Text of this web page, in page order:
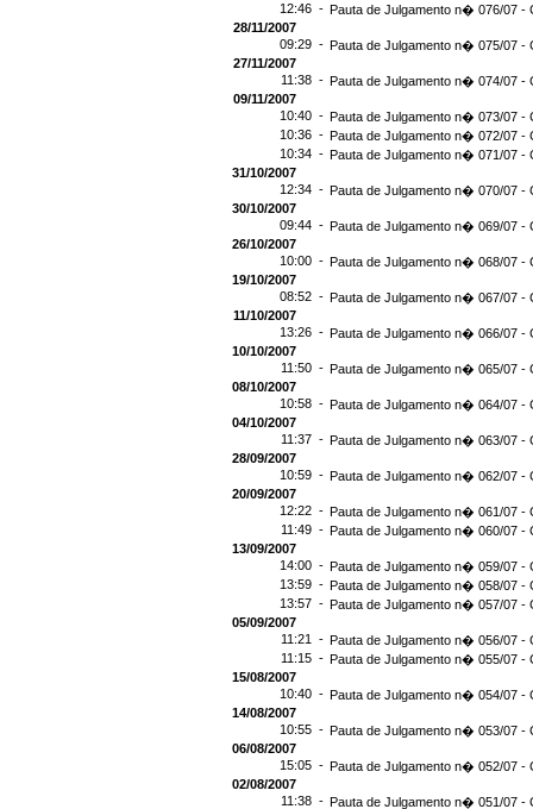
12:46 - Pauta de Julgamento n� 076/07 -
28/11/2007
09:29 - Pauta de Julgamento n� 075/07 -
27/11/2007
11:38 - Pauta de Julgamento n� 074/07 -
09/11/2007
10:40 - Pauta de Julgamento n� 073/07 -
10:36 - Pauta de Julgamento n� 072/07 -
10:34 - Pauta de Julgamento n� 071/07 -
31/10/2007
12:34 - Pauta de Julgamento n� 070/07 -
30/10/2007
09:44 - Pauta de Julgamento n� 069/07 -
26/10/2007
10:00 - Pauta de Julgamento n� 068/07 -
19/10/2007
08:52 - Pauta de Julgamento n� 067/07 -
11/10/2007
13:26 - Pauta de Julgamento n� 066/07 -
10/10/2007
11:50 - Pauta de Julgamento n� 065/07 -
08/10/2007
10:58 - Pauta de Julgamento n� 064/07 -
04/10/2007
11:37 - Pauta de Julgamento n� 063/07 -
28/09/2007
10:59 - Pauta de Julgamento n� 062/07 -
20/09/2007
12:22 - Pauta de Julgamento n� 061/07 -
11:49 - Pauta de Julgamento n� 060/07 -
13/09/2007
14:00 - Pauta de Julgamento n� 059/07 -
13:59 - Pauta de Julgamento n� 058/07 -
13:57 - Pauta de Julgamento n� 057/07 -
05/09/2007
11:21 - Pauta de Julgamento n� 056/07 -
11:15 - Pauta de Julgamento n� 055/07 -
15/08/2007
10:40 - Pauta de Julgamento n� 054/07 -
14/08/2007
10:55 - Pauta de Julgamento n� 053/07 -
06/08/2007
15:05 - Pauta de Julgamento n� 052/07 -
02/08/2007
11:38 - Pauta de Julgamento n� 051/07 -